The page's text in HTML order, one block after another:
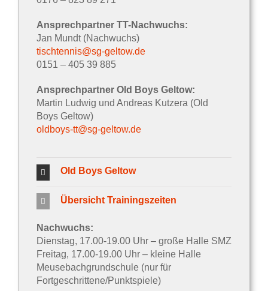
Ansprechpartner TT-Nachwuchs:
Jan Mundt (Nachwuchs)
tischtennis@sg-geltow.de
0151 – 405 39 885
Ansprechpartner Old Boys Geltow:
Martin Ludwig und Andreas Kutzera (Old
Boys Geltow)
oldboys-tt@sg-geltow.de
Old Boys Geltow
Übersicht Trainingszeiten
Nachwuchs:
Dienstag, 17.00-19.00 Uhr – große Halle SMZ
Freitag, 17.00-19.00 Uhr – kleine Halle
Meusebachgrundschule (nur für
Fortgeschrittene/Punktspiele)